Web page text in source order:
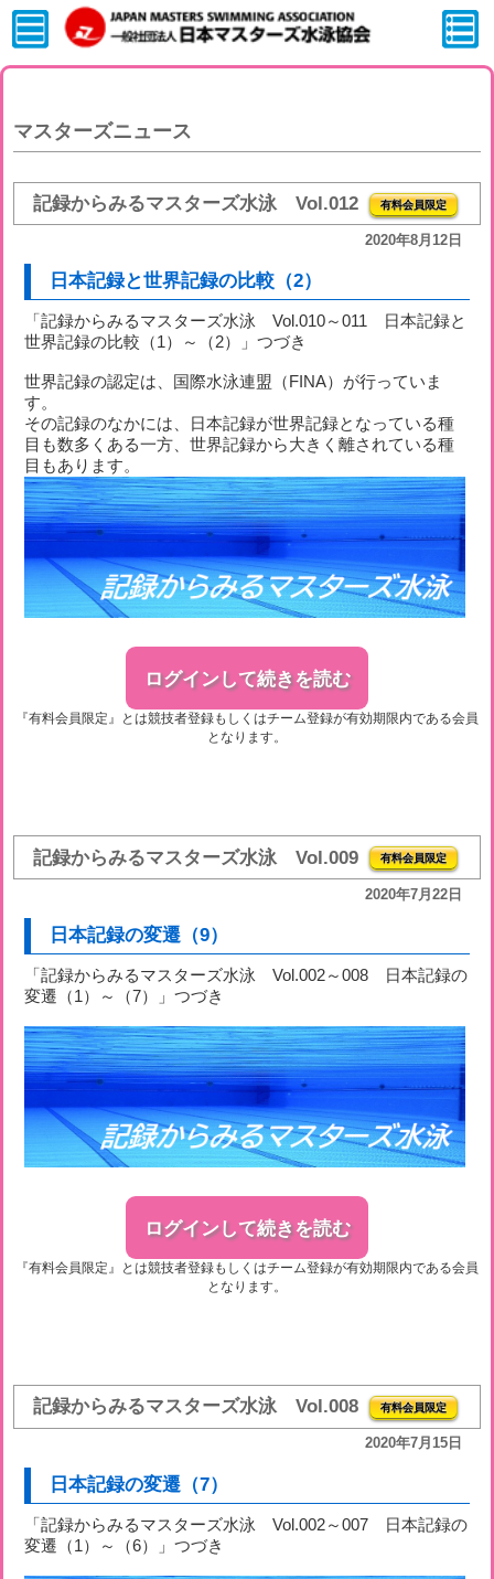
マスターズニュース
記録からみるマスターズ水泳 Vol.012 有料会員限定
2020年8月12日
日本記録と世界記録の比較（2）
「記録からみるマスターズ水泳 Vol.010～011 日本記録と
世界記録の比較（1）～（2）」つづき
世界記録の認定は、国際水泳連盟（FINA）が行っていま
す。
その記録のなかには、日本記録が世界記録となっている種
目も数多くある一方、世界記録から大きく離されている種
目もあります。
ログインして続きを読む
『有料会員限定』とは競技者登録もしくはチーム登録が有効期限内である会員
となります。
記録からみるマスターズ水泳 Vol.009 有料会員限定
2020年7月22日
日本記録の変遷（9）
「記録からみるマスターズ水泳 Vol.002～008 日本記録の
変遷（1）～（7）」つづき
ログインして続きを読む
『有料会員限定』とは競技者登録もしくはチーム登録が有効期限内である会員
となります。
記録からみるマスターズ水泳 Vol.008 有料会員限定
2020年7月15日
日本記録の変遷（7）
「記録からみるマスターズ水泳 Vol.002～007 日本記録の
変遷（1）～（6）」つづき